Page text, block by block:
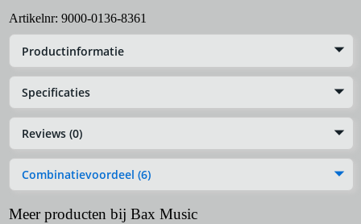
Artikelnr: 9000-0136-8361
Productinformatie
Specificaties
Reviews (0)
Combinatievoordeel (6)
Meer producten bij Bax Music